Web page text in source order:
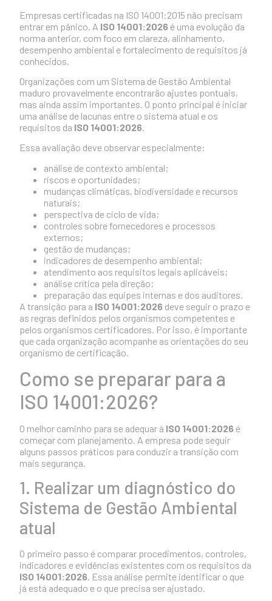
Empresas certificadas na ISO 14001:2015 não precisam
entrar em pânico. A ISO 14001:2026 é uma evolução da
norma anterior, com foco em clareza, alinhamento,
desempenho ambiental e fortalecimento de requisitos já
conhecidos.
Organizações com um Sistema de Gestão Ambiental
maduro provavelmente encontrarão ajustes pontuais,
mas ainda assim importantes. O ponto principal é iniciar
uma análise de lacunas entre o sistema atual e os
requisitos da ISO 14001:2026.
Essa avaliação deve observar especialmente:
análise de contexto ambiental;
riscos e oportunidades;
mudanças climáticas, biodiversidade e recursos
naturais;
perspectiva de ciclo de vida;
controles sobre fornecedores e processos
externos;
gestão de mudanças;
indicadores de desempenho ambiental;
atendimento aos requisitos legais aplicáveis;
análise crítica pela direção;
preparação das equipes internas e dos auditores.
A transição para a ISO 14001:2026 deve seguir o prazo e
as regras definidos pelos organismos competentes e
pelos organismos certificadores. Por isso, é importante
que cada organização acompanhe as orientações do seu
organismo de certificação.
Como se preparar para a
ISO 14001:2026?
O melhor caminho para se adequar à ISO 14001:2026 é
começar com planejamento. A empresa pode seguir
alguns passos práticos para conduzir a transição com
mais segurança.
1. Realizar um diagnóstico do
Sistema de Gestão Ambiental
atual
O primeiro passo é comparar procedimentos, controles,
indicadores e evidências existentes com os requisitos da
ISO 14001:2026 . Essa análise permite identificar o que
já está adequado e o que precisa ser ajustado.